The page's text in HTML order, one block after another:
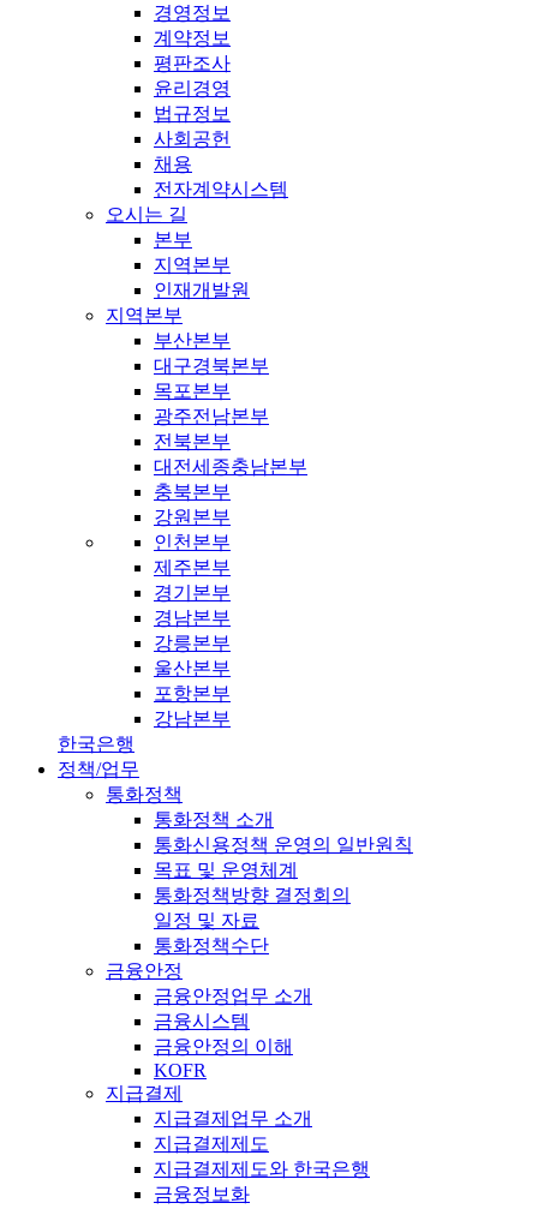
경영정보
계약정보
평판조사
윤리경영
법규정보
사회공헌
채용
전자계약시스템
오시는 길
본부
지역본부
인재개발원
지역본부
부산본부
대구경북본부
목포본부
광주전남본부
전북본부
대전세종충남본부
충북본부
강원본부
인천본부
제주본부
경기본부
경남본부
강릉본부
울산본부
포항본부
강남본부
한국은행
정책/업무
통화정책
통화정책 소개
통화신용정책 운영의 일반원칙
목표 및 운영체계
통화정책방향 결정회의
일정 및 자료
통화정책수단
금융안정
금융안정업무 소개
금융시스템
금융안정의 이해
KOFR
지급결제
지급결제업무 소개
지급결제제도
지급결제제도와 한국은행
금융정보화